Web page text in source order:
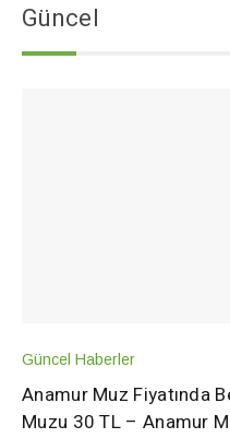
Güncel
Güncel Haberler
Anamur Muz Fiyatında
Muzu 30 TL – Anamur